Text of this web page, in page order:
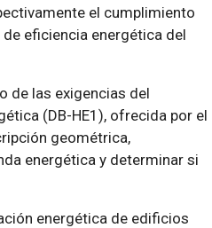
el cumplimiento
eficiencia energética del
de las exigencias del
(DB-HE1), ofrecida por el
geométrica,
energética y determinar si
energética de edificios